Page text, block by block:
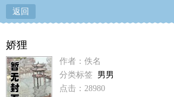
返回
娇狸
作者：佚名
分类标签 男男
点击：28980